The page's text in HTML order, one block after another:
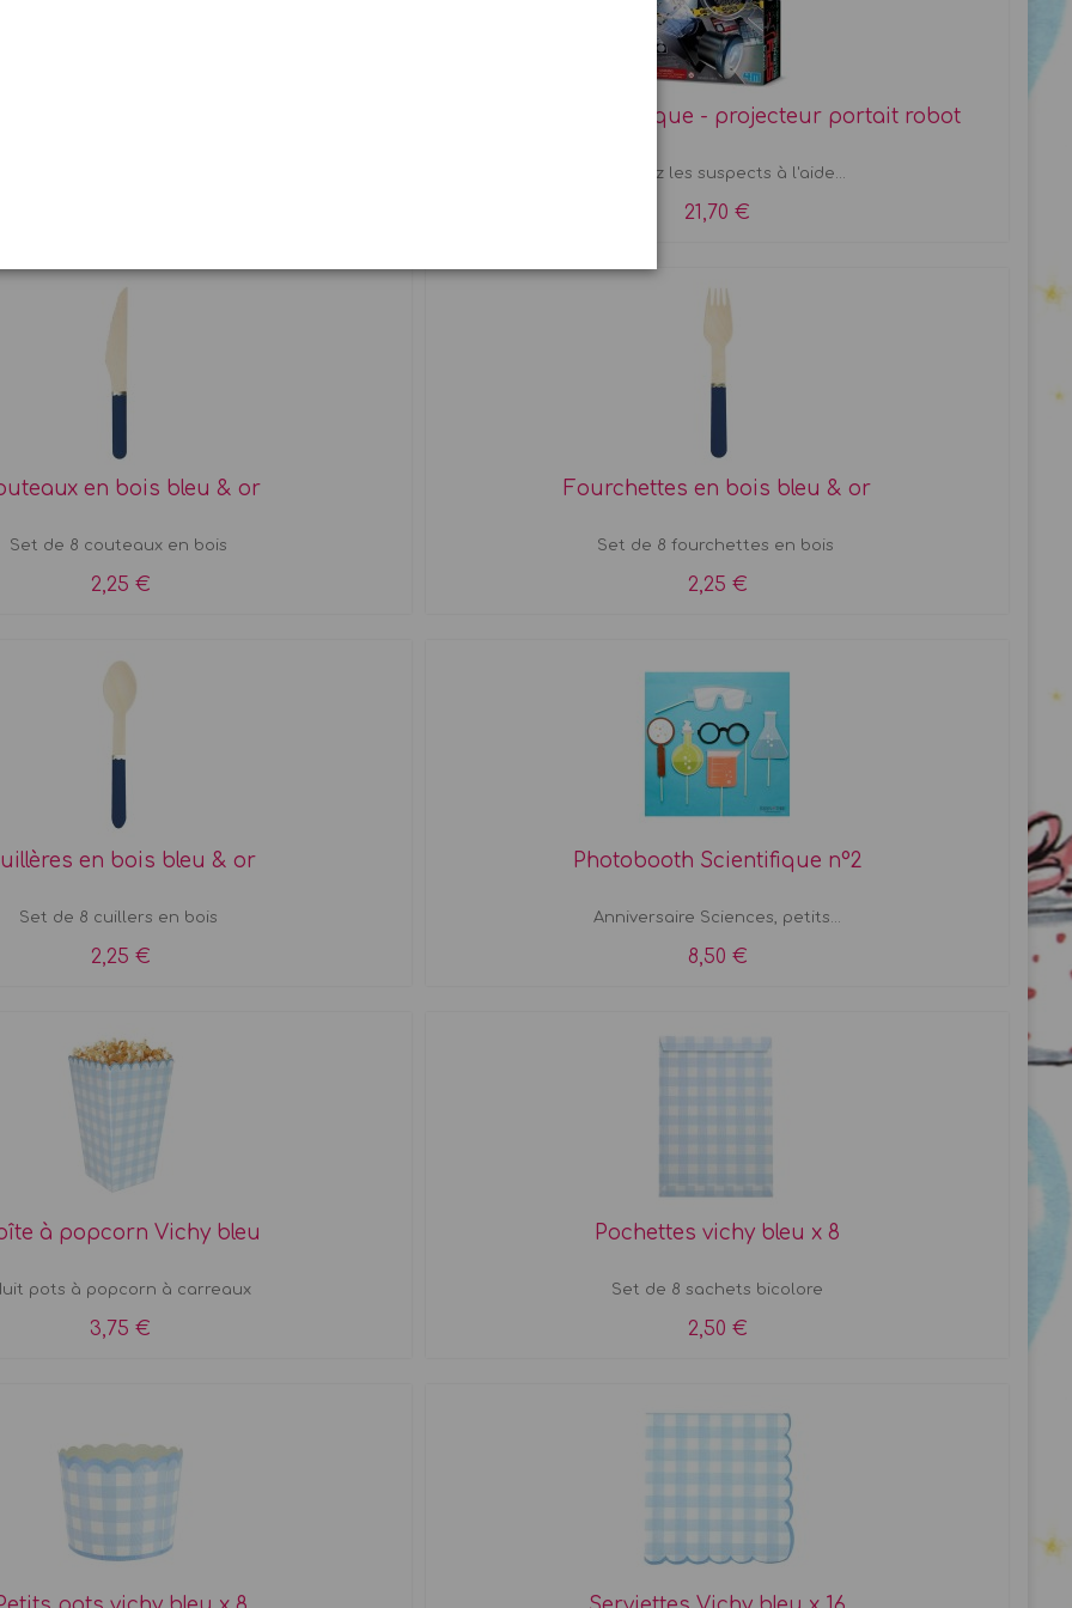
kit Police Scientifique - projecteur portait robot
Identifiez les suspects à l'aide...
21,70 €
en bois bleu & or
Set de 8 couteaux en bois
2,25 €
Fourchettes en bois bleu & or
Set de 8 fourchettes en bois
2,25 €
en bois bleu & or
Set de 8 cuillers en bois
2,25 €
Photobooth Scientifique n°2
Anniversaire Sciences, petits...
8,50 €
à popcorn Vichy bleu
pots à popcorn à carreaux
3,75 €
Pochettes vichy bleu x 8
Set de 8 sachets bicolore
2,50 €